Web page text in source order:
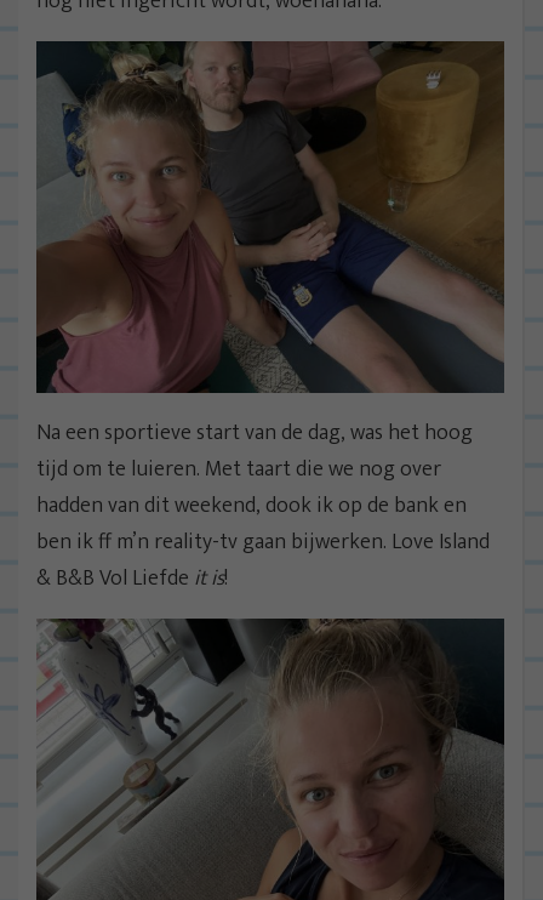
Na een sportieve start van de dag, was het hoog
tijd om te luieren. Met taart die we nog over
hadden van dit weekend, dook ik op de bank en
ben ik ff m’n reality-tv gaan bijwerken. Love Island
& B&B Vol Liefde it is!